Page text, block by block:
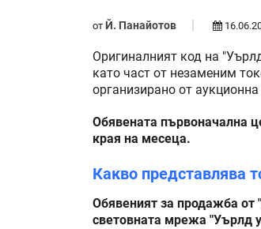
от Й. Панайотов
Оригиналният код на
като част от незаменим
организирано от
Обявената първоначална
края на месеца.
Какво представлява
Обявеният за продажба от
световната мрежа "Уърлд